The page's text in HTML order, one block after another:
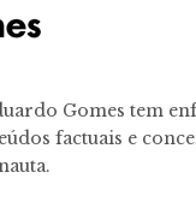
Gomes tem
factuais e